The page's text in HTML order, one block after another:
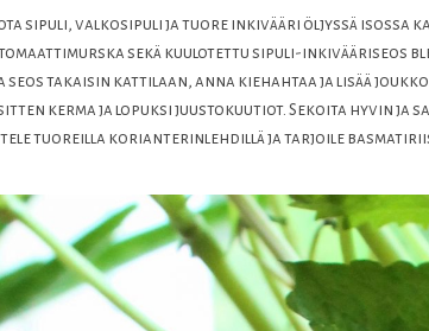
sipuli, valkosipuli ja tuore inkivääri öljyssä isossa
sekä kuulotettu sipuli-inkivääriseos
seos takaisin kattilaan, anna kiehahtaa ja lisää
sitten kerma ja lopuksi juustokuutiot. Sekoita hyvin ja
tuoreilla korianterinlehdillä ja tarjoile